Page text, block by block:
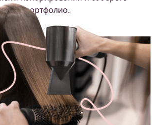
для портфолио.